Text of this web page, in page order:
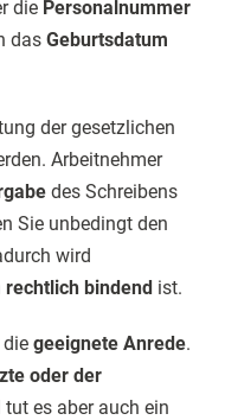
die Personalnummer
das Geburtsdatum
der gesetzlichen
Arbeitnehmer
des Schreibens
Sie unbedingt den
wird
rechtlich bindend ist.
die geeignete Anrede.
oder der
es aber auch ein